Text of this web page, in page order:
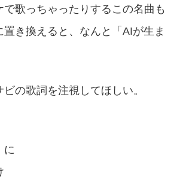
歌っちゃったりするこの名曲も
き換えると、なんと「AIが生ま
の歌詞を注視してほしい。
に